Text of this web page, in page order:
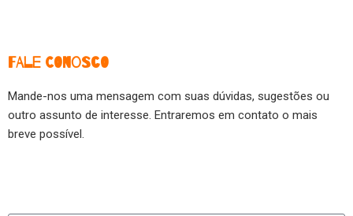
FALE CONOSCO
Mande-nos uma mensagem com suas dúvidas, sugestões ou
outro assunto de interesse. Entraremos em contato o mais
breve possível.